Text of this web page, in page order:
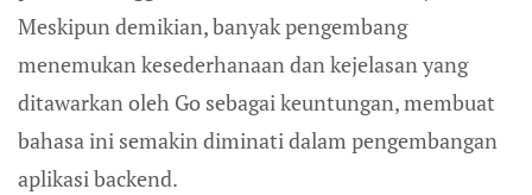
Meskipun demikian, banyak pengembang
menemukan kesederhanaan dan kejelasan yang
ditawarkan oleh Go sebagai keuntungan, membuat
bahasa ini semakin diminati dalam pengembangan
aplikasi backend.